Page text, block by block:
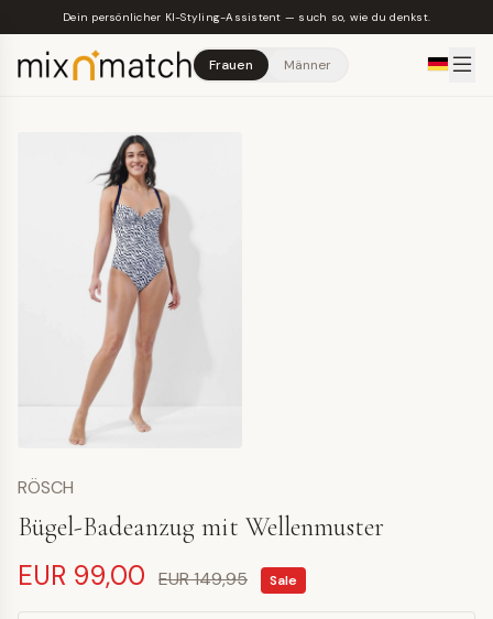
Skip to main content
Dein persönlicher KI-Styling-Assistent — such so, wie du denkst.
Frauen Männer
RÖSCH
Bügel-Badeanzug mit Wellenmuster
EUR 99,00 EUR 149,95 Sale